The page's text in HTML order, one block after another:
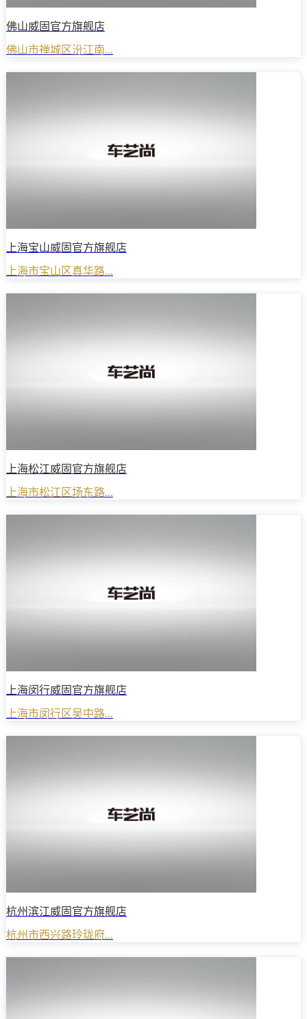
佛山威固官方旗舰店
佛山市禅城区汾江南...
上海宝山威固官方旗舰店
上海市宝山区真华路...
上海松江威固官方旗舰店
上海市松江区场东路...
上海闵行威固官方旗舰店
上海市闵行区吴中路...
杭州滨江威固官方旗舰店
杭州市西兴路玲珑府...